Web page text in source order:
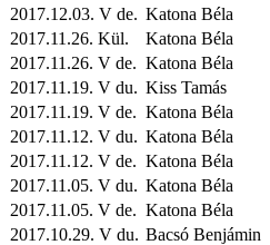
2017.12.03. V de. Katona Béla
2017.11.26. Kül. Katona Béla
2017.11.26. V de. Katona Béla
2017.11.19. V du. Kiss Tamás
2017.11.19. V de. Katona Béla
2017.11.12. V du. Katona Béla
2017.11.12. V de. Katona Béla
2017.11.05. V du. Katona Béla
2017.11.05. V de. Katona Béla
2017.10.29. V du. Bacsó Benjámin